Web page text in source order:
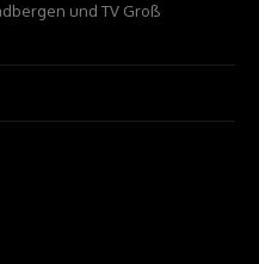
und TV Groß